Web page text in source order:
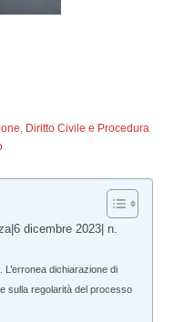
, Diritto Civile e Procedura
dicembre 2023| n.
dichiarazione di
sulla regolarità del processo